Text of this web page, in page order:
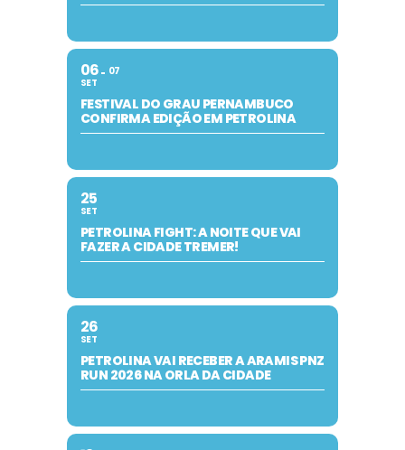
06
SET
07
FESTIVAL DO GRAU PERNAMBUCO
CONFIRMA EDIÇÃO EM PETROLINA
25
SET
PETROLINA FIGHT: A NOITE QUE VAI
FAZER A CIDADE TREMER!
26
SET
PETROLINA VAI RECEBER A ARAMIS PNZ
RUN 2026 NA ORLA DA CIDADE